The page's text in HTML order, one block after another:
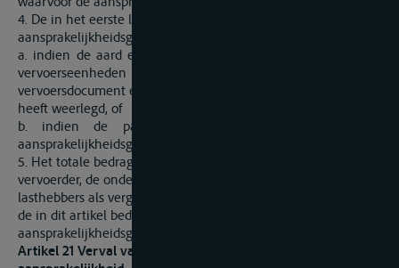
4. De in het eerste lid genoemde maximale
aansprakelijkheidsgrenzen zijn niet van toepassing:
a. indien de aard en hogere waarde van de goederen of de
vervoerseenheden uitdrukkelijk zijn vermeld in het
vervoersdocument en de vervoerder deze bijzonderheden niet
heeft weerlegd, of
b. indien de partijen uitdrukkelijk hogere maximale
aansprakelijkheidsgrenzen zijn overeengekomen.
5. Het totale bedrag dat voor dezelfde schade door de
vervoerder, de ondervervoerder en hun ondergeschikten en
lasthebbers als vergoeding verschuldigd is, mag de som van
de in dit artikel bedoelde maximale
aansprakelijkheidsgrenzen niet te boven gaan.
Artikel 21 Verval van het recht op beperking van